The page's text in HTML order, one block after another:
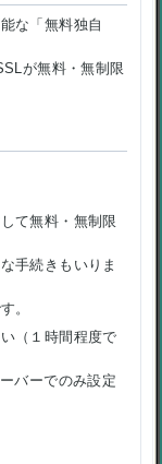
な「無料独自
が無料・無制限
て無料・無制限
手続きもいりま
。
（１時間程度で
バーでのみ設定